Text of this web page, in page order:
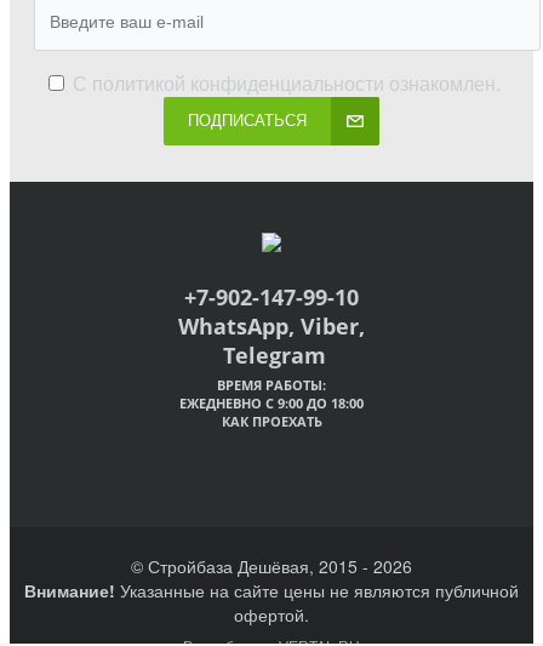
С политикой конфиденциальности ознакомлен.
ПОДПИСАТЬСЯ
+7-902-147-99-10
WhatsApp, Viber,
Telegram
ВРЕМЯ РАБОТЫ:
ЕЖЕДНЕВНО С 9:00 ДО 18:00
КАК ПРОЕХАТЬ
© Стройбаза Дешёвая, 2015 - 2026
Внимание! Указанные на сайте цены не являются публичной
офертой.